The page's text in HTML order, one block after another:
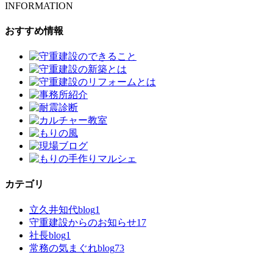
INFORMATION
おすすめ情報
カテゴリ
立久井知代blog1
守重建設からのお知らせ17
社長blog1
常務の気まぐれblog73